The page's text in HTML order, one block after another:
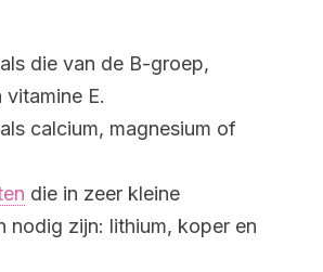
die van de B-groep,
vitamine E.
calcium, magnesium of
die in zeer kleine
nodig zijn: lithium, koper en